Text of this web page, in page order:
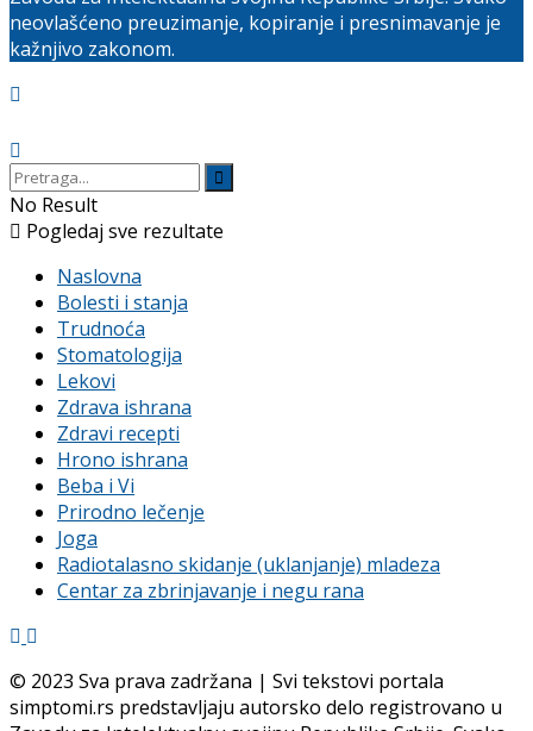
neovlašćeno preuzimanje, kopiranje i presnimavanje je
kažnjivo zakonom.
No Result
Pogledaj sve rezultate
Naslovna
Bolesti i stanja
Trudnoća
Stomatologija
Lekovi
Zdrava ishrana
Zdravi recepti
Hrono ishrana
Beba i Vi
Prirodno lečenje
Joga
Radiotalasno skidanje (uklanjanje) mladeza
Centar za zbrinjavanje i negu rana
© 2023 Sva prava zadržana | Svi tekstovi portala
simptomi.rs predstavljaju autorsko delo registrovano u